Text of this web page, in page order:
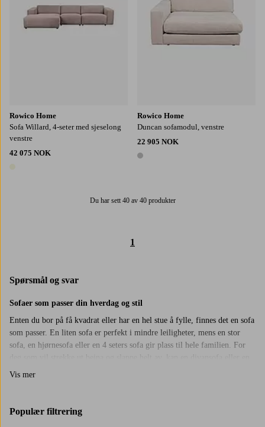
Rowico Home
Sofa Willard, 4-seter med sjeselong
venstre
42 075 NOK
Rowico Home
Duncan sofamodul, venstre
22 905 NOK
1 farge
Du har sett 40 av 40 produkter
1
Spørsmål og svar
Sofaer som passer din hverdag og stil
Enten du bor på få kvadrat eller har en hel stue å fylle, finnes det en sofa
som passer. En liten sofa er perfekt i mindre leiligheter, mens en stor
sofa, en hjørnesofa eller en 4 seters sofa gir plass til hele familien. For
sjeselongsofa gjøre stor forskjell.
Liker du at sofaen omfavner deg? En dyp sofa inviterer til avslapping og
Vis mer
Populær filtrering